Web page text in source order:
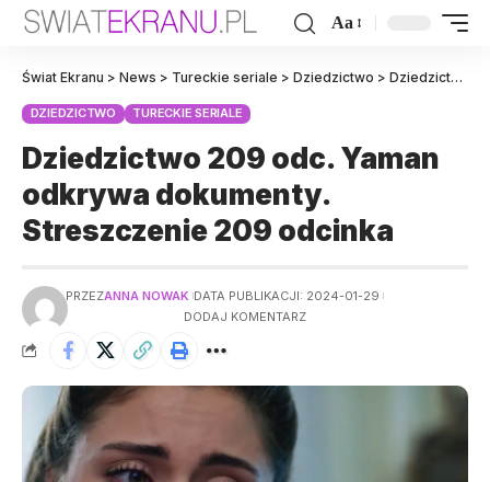
Aa
Świat Ekranu > News > Tureckie seriale > Dziedzictwo > Dziedzictwo 209 odc. Yaman odkrywa dokumenty. Streszczenie 209 odcinka
DZIEDZICTWO TURECKIE SERIALE
Dziedzictwo 209 odc. Yaman
odkrywa dokumenty.
Streszczenie 209 odcinka
PRZEZANNA NOWAK DATA PUBLIKACJI: 2024-01-29
DODAJ KOMENTARZ